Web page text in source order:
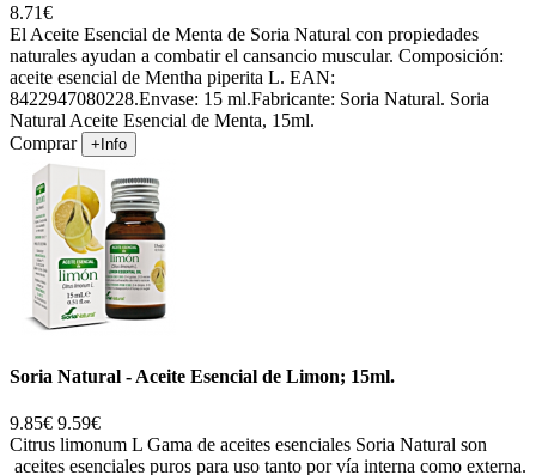
8.71€
El Aceite Esencial de Menta de Soria Natural con propiedades
naturales ayudan a combatir el cansancio muscular. Composición:
aceite esencial de Mentha piperita L. EAN:
8422947080228.Envase: 15 ml.Fabricante: Soria Natural. Soria
Natural Aceite Esencial de Menta, 15ml.
Comprar
+Info
Soria Natural - Aceite Esencial de Limon; 15ml.
9.85€ 9.59€
Citrus limonum L Gama de aceites esenciales Soria Natural son
aceites esenciales puros para uso tanto por vía interna como externa.